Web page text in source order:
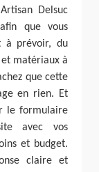
Delsuc
que vous
à prévoir, du
matériaux à
que cette
en rien. Et
le formulaire
avec vos
et budget.
claire et